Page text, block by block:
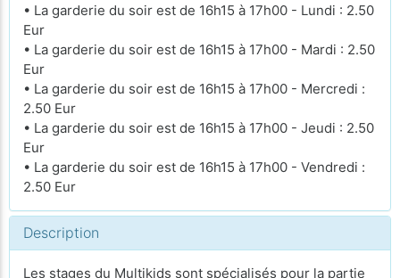
• La garderie du soir est de 16h15 à 17h00 - Lundi : 2.50
Eur
• La garderie du soir est de 16h15 à 17h00 - Mardi : 2.50
Eur
• La garderie du soir est de 16h15 à 17h00 - Mercredi :
2.50 Eur
• La garderie du soir est de 16h15 à 17h00 - Jeudi : 2.50
Eur
• La garderie du soir est de 16h15 à 17h00 - Vendredi :
2.50 Eur
Description
Les stages du Multikids sont spécialisés pour la partie